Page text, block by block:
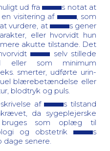
ud fra
s notat at
visitering af
, som
vurdere, at
s gener
eller hvorvidt hun
akutte tilstande. Det
selv stillede
eller som minimum
smerter, udførte urin-
blærebetændelse eller
blodtryk og puls.
af
s tilstand
da sygeplejerske
som oplæg til
og obstetrik
s
dage senere.